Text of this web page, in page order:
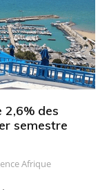
2,6% des
semestre
Afrique